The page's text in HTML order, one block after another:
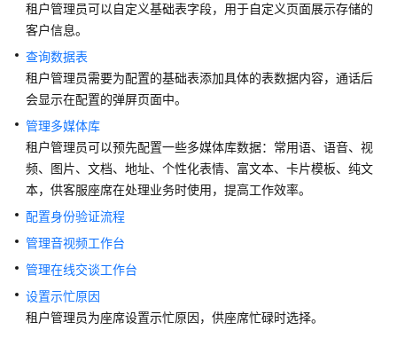
员
指
认
识
您
的
租
间
配
置
员
中
心
租户管理员可以自定义基础表字段，用于自定义页面展示存储的
客户信息。
查询数据表
租户管理员需要为配置的基础表添加具体的表数据内容，通话后
会显示在配置的弹屏页面中。
管理多媒体库
租户管理员可以预先配置一些多媒体库数据：常用语、语音、视
频、图片、文档、地址、个性化表情、富文本、卡片模板、纯文
本，供客服座席在处理业务时使用，提高工作效率。
配置身份验证流程
管理音视频工作台
管理在线交谈工作台
设置示忙原因
租户管理员为座席设置示忙原因，供座席忙碌时选择。